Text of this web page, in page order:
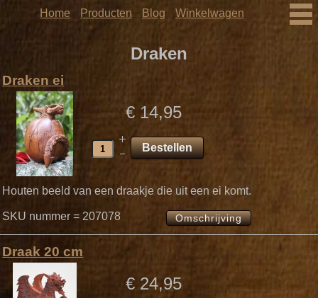
Home Producten Blog Winkelwagen
Draken
Draken ei
€ 14,95
Houten beeld van een draakje die uit een ei komt.
SKU nummer = 207078 Omschrijving
Draak 20 cm
€ 24,95